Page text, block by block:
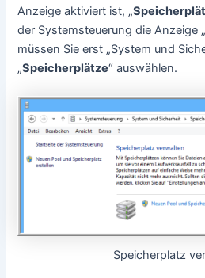
Anzeige aktiviert ist, „
der Systemsteuerung die Anzeige
müssen Sie erst „System und
„Speicherplätze“ auswählen.
Speicherplatz